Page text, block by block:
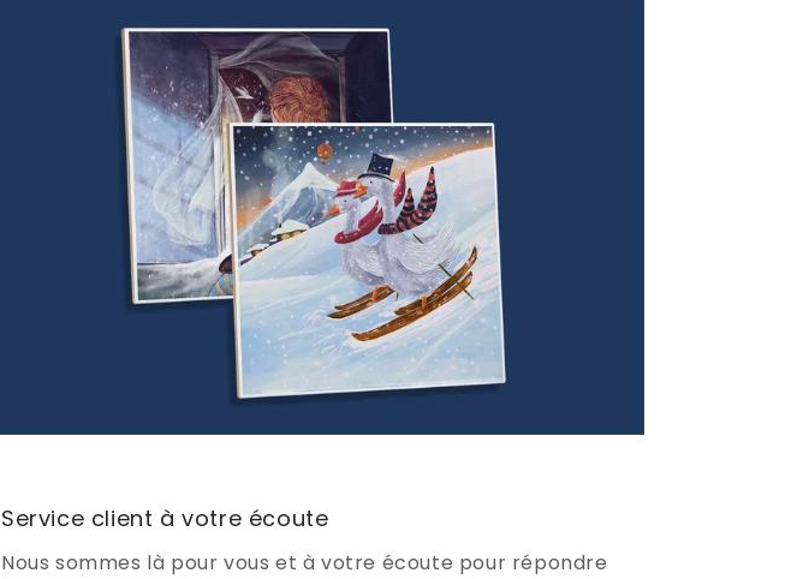
Service client à votre écoute
Nous sommes là pour vous et à votre écoute pour répondre